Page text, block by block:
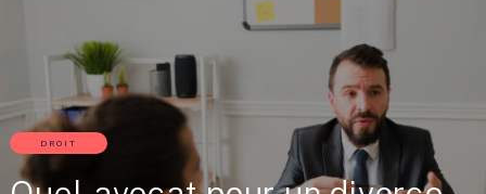
DROIT